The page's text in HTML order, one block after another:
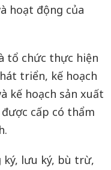
hoạt động của
tổ chức thực hiện
triển, kế hoạch
kế hoạch sản xuất
cấp có thẩm
ký, lưu ký, bù trừ,